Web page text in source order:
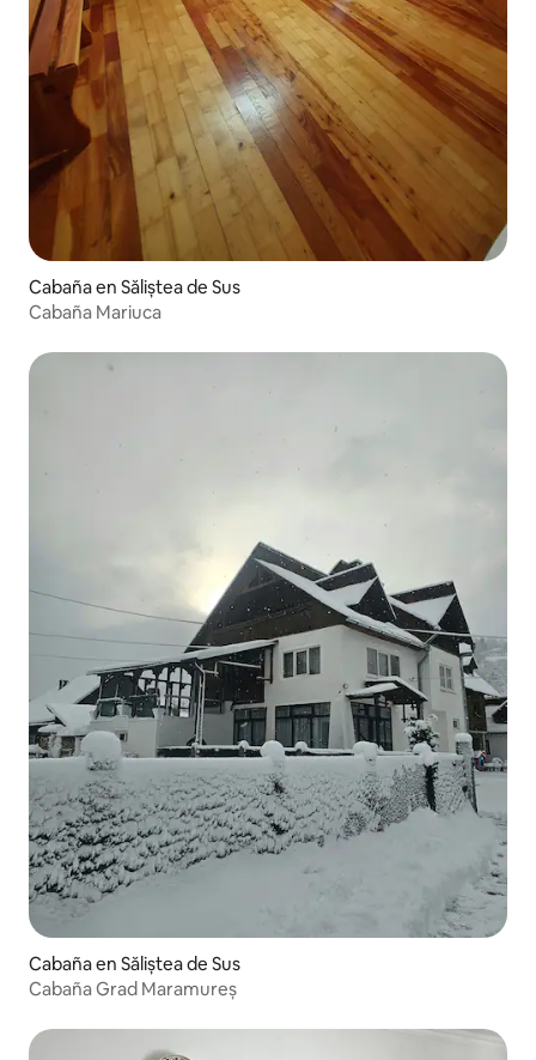
Cabaña en Săliștea de Sus
Cabaña Mariuca
Cabaña en Săliștea de Sus
Cabaña Grad Maramureș